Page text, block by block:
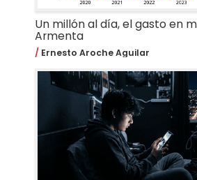
Un millón al día, el gasto en
Armenta
Ernesto Aroche Aguilar